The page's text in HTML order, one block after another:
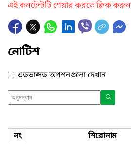
এই কনটেন্টটি শেয়ার করতে ক্লিক করুন
নোটিশ
এডভান্সড অপশনগুলো দেখান
নং শিরোনাম